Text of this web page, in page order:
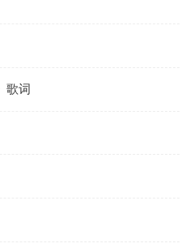
歌词